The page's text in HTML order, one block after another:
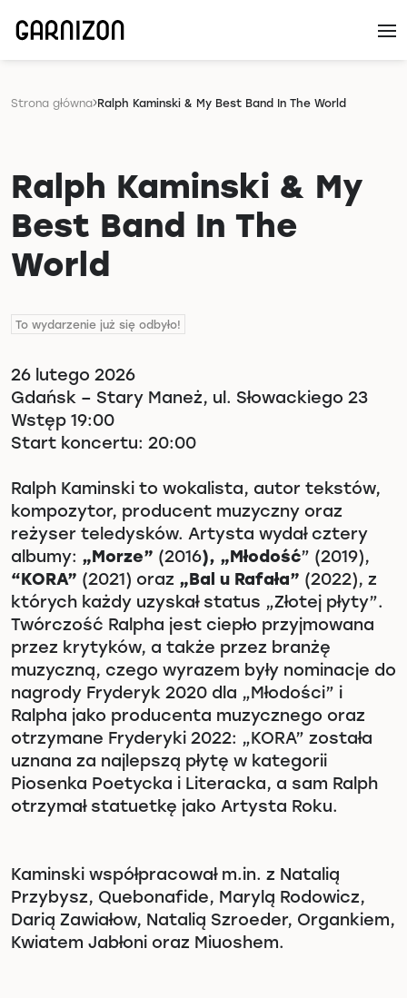
Strona główna Ralph Kaminski & My Best Band In The World
Ralph Kaminski & My
Best Band In The
World
To wydarzenie już się odbyło!
26 lutego 2026
Gdańsk – Stary Maneż, ul. Słowackiego 23
Wstęp 19:00
Start koncertu: 20:00
Ralph Kaminski to wokalista, autor tekstów,
kompozytor, producent muzyczny oraz
reżyser teledysków. Artysta wydał cztery
albumy: „Morze” (2016), „Młodość” (2019),
“KORA” (2021) oraz „Bal u Rafała” (2022), z
których każdy uzyskał status „Złotej płyty”.
Twórczość Ralpha jest ciepło przyjmowana
przez krytyków, a także przez branżę
muzyczną, czego wyrazem były nominacje do
nagrody Fryderyk 2020 dla „Młodości” i
Ralpha jako producenta muzycznego oraz
otrzymane Fryderyki 2022: „KORA” została
uznana za najlepszą płytę w kategorii
Piosenka Poetycka i Literacka, a sam Ralph
otrzymał statuetkę jako Artysta Roku.
Kaminski współpracował m.in. z Natalią
Przybysz, Quebonafide, Marylą Rodowicz,
Darią Zawiałow, Natalią Szroeder, Organkiem,
Kwiatem Jabłoni oraz Miuoshem.